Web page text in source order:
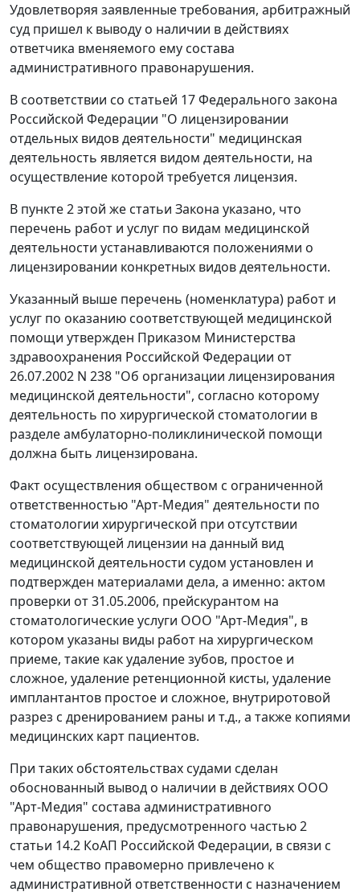
Удовлетворяя заявленные требования, арбитражный
суд пришел к выводу о наличии в действиях
ответчика вменяемого ему состава
административного правонарушения.
В соответствии со статьей 17 Федерального закона
Российской Федерации "О лицензировании
отдельных видов деятельности" медицинская
деятельность является видом деятельности, на
осуществление которой требуется лицензия.
В пункте 2 этой же статьи Закона указано, что
перечень работ и услуг по видам медицинской
деятельности устанавливаются положениями о
лицензировании конкретных видов деятельности.
Указанный выше перечень (номенклатура) работ и
услуг по оказанию соответствующей медицинской
помощи утвержден Приказом Министерства
здравоохранения Российской Федерации от
26.07.2002 N 238 "Об организации лицензирования
медицинской деятельности", согласно которому
деятельность по хирургической стоматологии в
разделе амбулаторно-поликлинической помощи
должна быть лицензирована.
Факт осуществления обществом с ограниченной
ответственностью "Арт-Медия" деятельности по
стоматологии хирургической при отсутствии
соответствующей лицензии на данный вид
медицинской деятельности судом установлен и
подтвержден материалами дела, а именно: актом
проверки от 31.05.2006, прейскурантом на
стоматологические услуги ООО "Арт-Медия", в
котором указаны виды работ на хирургическом
приеме, такие как удаление зубов, простое и
сложное, удаление ретенционной кисты, удаление
имплантантов простое и сложное, внутриротовой
разрез с дренированием раны и т.д., а также копиями
медицинских карт пациентов.
При таких обстоятельствах судами сделан
обоснованный вывод о наличии в действиях ООО
"Арт-Медия" состава административного
правонарушения, предусмотренного частью 2
статьи 14.2 КоАП Российской Федерации, в связи с
чем общество правомерно привлечено к
административной ответственности с назначением